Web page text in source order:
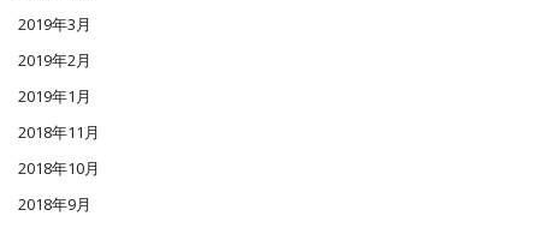
2019年3月
2019年2月
2019年1月
2018年11月
2018年10月
2018年9月